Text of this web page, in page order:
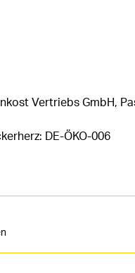
Vertriebs GmbH,
DE-ÖKO-006